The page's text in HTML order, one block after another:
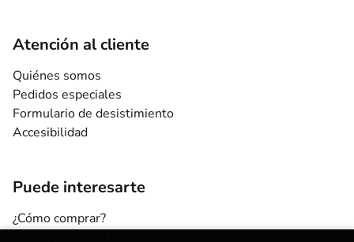
Atención al cliente
Quiénes somos
Pedidos especiales
Formulario de desistimiento
Accesibilidad
Puede interesarte
¿Cómo comprar?